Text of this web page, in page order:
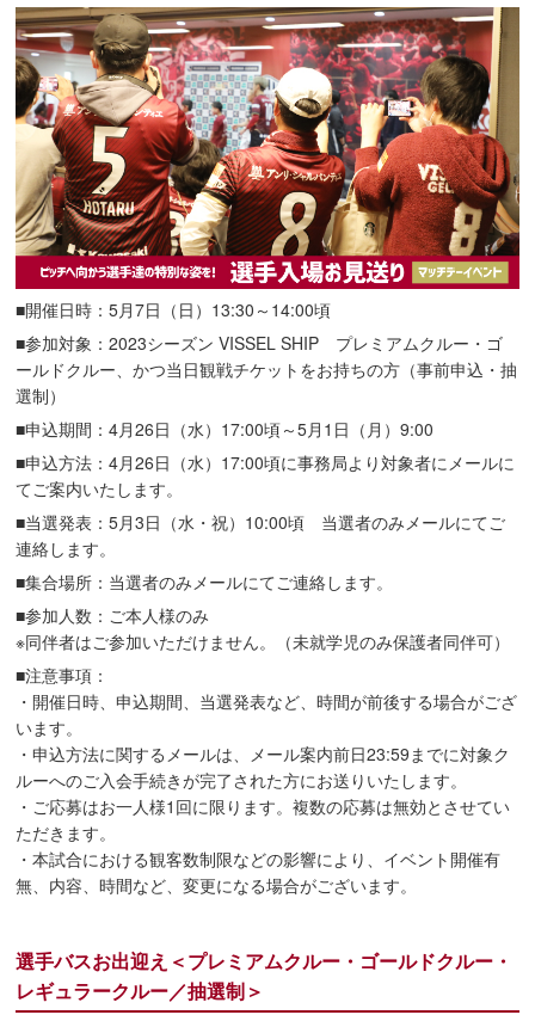
■開催日時：5月7日（日）13:30～14:00頃
■参加対象：2023シーズン VISSEL SHIP プレミアムクルー・ゴ
ールドクルー、かつ当日観戦チケットをお持ちの方（事前申込・抽
選制）
■申込期間：4月26日（水）17:00頃～5月1日（月）9:00
■申込方法：4月26日（水）17:00頃に事務局より対象者にメールに
てご案内いたします。
■当選発表：5月3日（水・祝）10:00頃 当選者のみメールにてご
連絡します。
■集合場所：当選者のみメールにてご連絡します。
■参加人数：ご本人様のみ
※同伴者はご参加いただけません。（未就学児のみ保護者同伴可）
■注意事項：
・開催日時、申込期間、当選発表など、時間が前後する場合がござ
います。
・申込方法に関するメールは、メール案内前日23:59までに対象ク
ルーへのご入会手続きが完了された方にお送りいたします。
・ご応募はお一人様1回に限ります。複数の応募は無効とさせてい
ただきます。
・本試合における観客数制限などの影響により、イベント開催有
無、内容、時間など、変更になる場合がございます。
選手バスお出迎え＜プレミアムクルー・ゴールドクルー・
レギュラークルー／抽選制＞